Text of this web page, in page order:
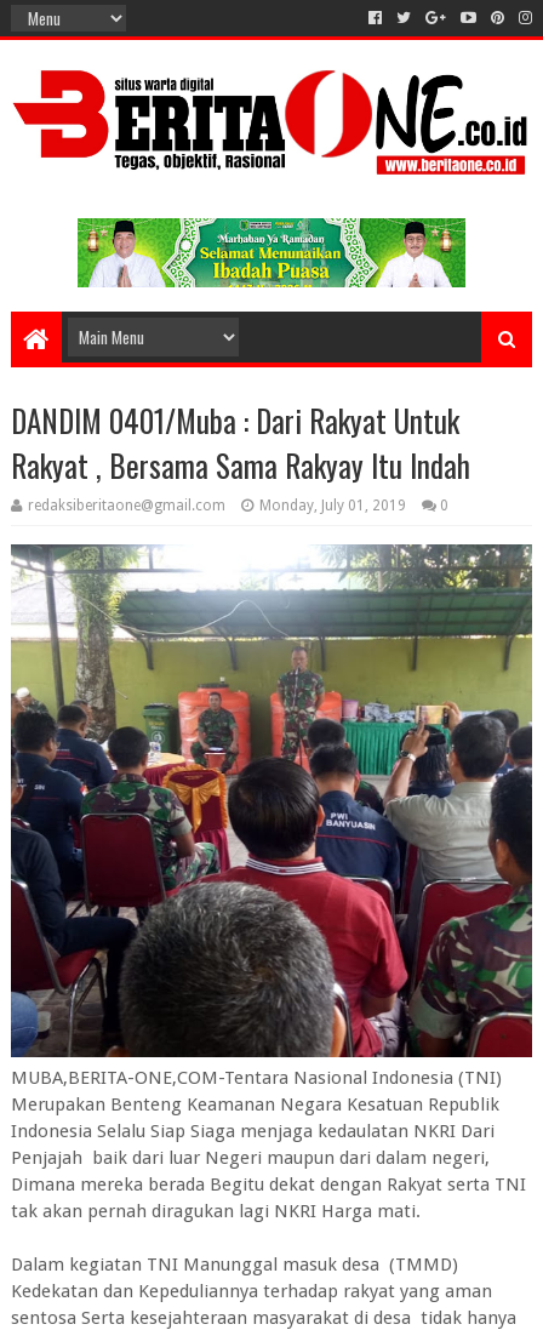
DANDIM 0401/Muba : Dari Rakyat Untuk
Rakyat , Bersama Sama Rakyay Itu Indah
redaksiberitaone@gmail.com Monday, July 01, 2019 0
MUBA,BERITA-ONE,COM-Tentara Nasional Indonesia (TNI)
Merupakan Benteng Keamanan Negara Kesatuan Republik
Indonesia Selalu Siap Siaga menjaga kedaulatan NKRI Dari
Penjajah baik dari luar Negeri maupun dari dalam negeri,
Dimana mereka berada Begitu dekat dengan Rakyat serta TNI
tak akan pernah diragukan lagi NKRI Harga mati.
Dalam kegiatan TNI Manunggal masuk desa (TMMD)
Kedekatan dan Kepeduliannya terhadap rakyat yang aman
sentosa Serta kesejahteraan masyarakat di desa tidak hanya